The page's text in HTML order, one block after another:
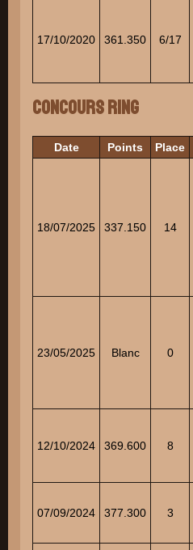
17/10/2020 361.350 6/17
Concours Ring
Date Points Place
18/07/2025 337.150 14
23/05/2025 Blanc 0
12/10/2024 369.600 8
07/09/2024 377.300 3